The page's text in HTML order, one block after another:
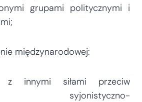
grupami politycznymi i
międzynarodowej:
z innymi siłami przeciw
syjonistyczno-